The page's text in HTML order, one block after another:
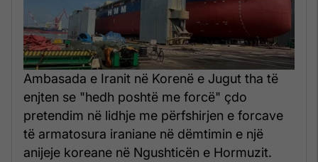
Ambasada e Iranit në Korenë e Jugut tha të
enjten se "hedh poshtë me forcë" çdo
pretendim në lidhje me përfshirjen e forcave
të armatosura iraniane në dëmtimin e një
anijeje koreane në Ngushticën e Hormuzit.